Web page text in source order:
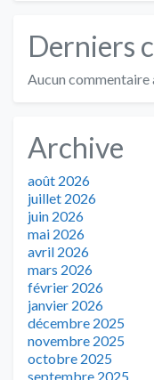
Derniers
Aucun commentaire
Archive
août 2026
juillet 2026
juin 2026
mai 2026
avril 2026
mars 2026
février 2026
janvier 2026
décembre 2025
novembre 2025
octobre 2025
septembre 2025